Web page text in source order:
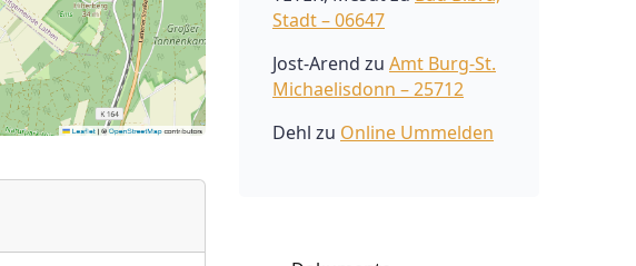
Stadt – 06647
Jost-Arend zu Amt Burg-St.
Michaelisdonn – 25712
Dehl zu Online Ummelden